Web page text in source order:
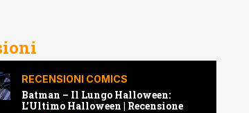
RECENSIONI COMICS
Batman – Il Lungo Halloween:
L’Ultimo Halloween | Recensione